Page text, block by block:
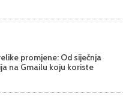
promjene: Od siječnja
na Gmailu koju koriste